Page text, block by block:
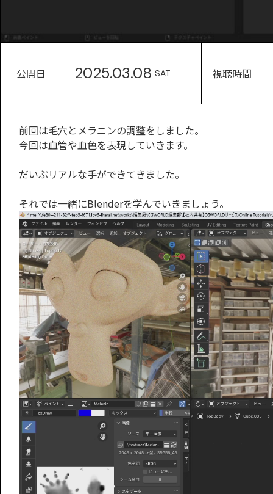
公開日 2025.03.08 SAT 視聴時間
前回は毛穴とメラニンの調整をしました。
今回は血管や血色を表現していきます。
だいぶリアルな手ができてきました。
それでは一緒にBlenderを学んでいきましょう。